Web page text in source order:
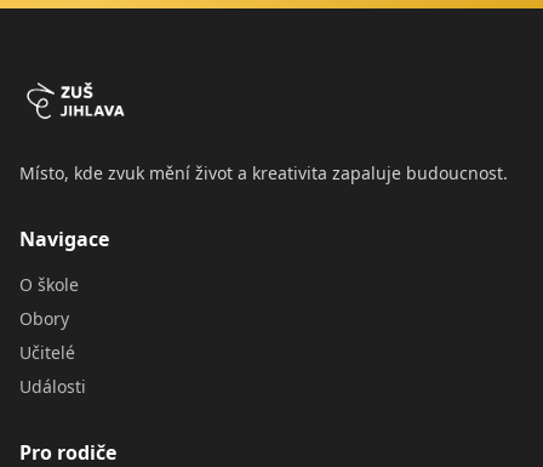
Místo, kde zvuk mění život a kreativita zapaluje budoucnost.
Navigace
O škole
Obory
Učitelé
Události
Pro rodiče